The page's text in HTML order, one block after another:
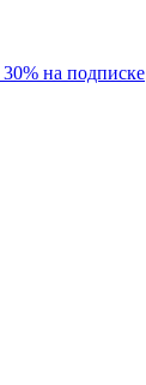
на подписке